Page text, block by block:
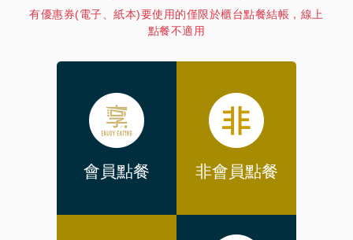
有優惠券(電子、紙本)要使用的僅限於櫃台點餐結帳，線上
點餐不適用
會員點餐 非會員點餐